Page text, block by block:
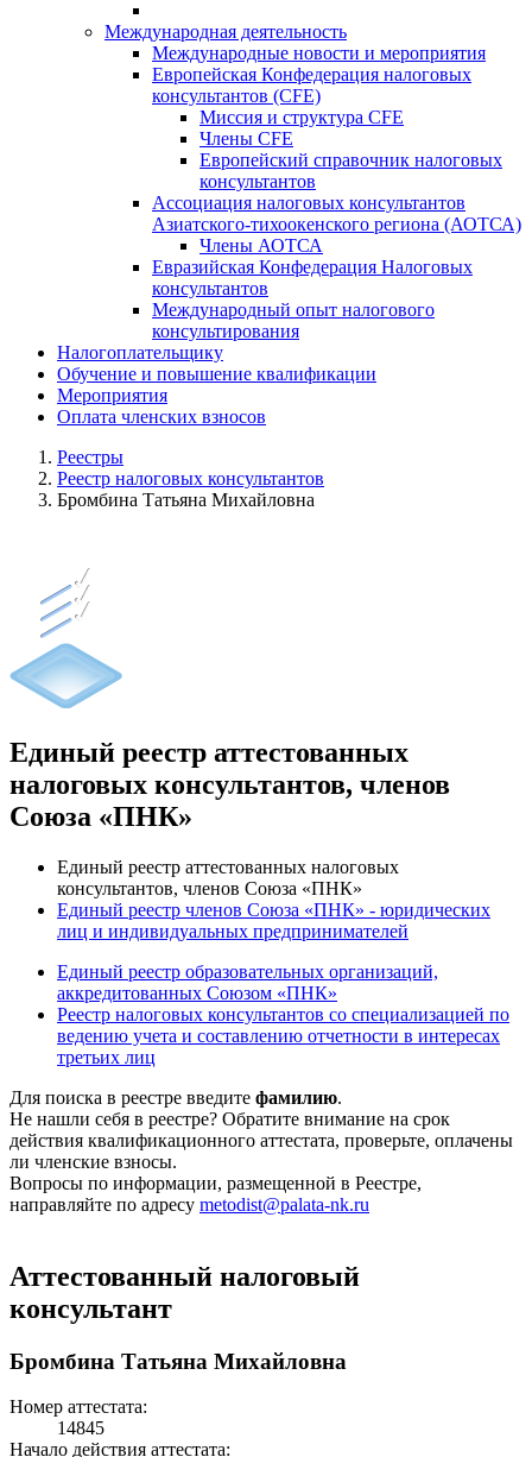
Международная деятельность
Международные новости и мероприятия
Европейская Конфедерация налоговых
консультантов (CFE)
Миссия и структура CFE
Члены CFE
Европейский справочник налоговых
консультантов
Ассоциация налоговых консультантов
Азиатского-тихоокенского региона (АОТСА)
Члены АОТСА
Евразийская Конфедерация Налоговых
консультантов
Международный опыт налогового
консультирования
Налогоплательщику
Обучение и повышение квалификации
Мероприятия
Оплата членских взносов
Реестры
Реестр налоговых консультантов
Бромбина Татьяна Михайловна
Единый реестр аттестованных
налоговых консультантов, членов
Союза «ПНК»
Единый реестр аттестованных налоговых
консультантов, членов Союза «ПНК»
Единый реестр членов Союза «ПНК» - юридических
лиц и индивидуальных предпринимателей
Единый реестр образовательных организаций,
аккредитованных Союзом «ПНК»
Реестр налоговых консультантов со специализацией по
ведению учета и составлению отчетности в интересах
третьих лиц
Для поиска в реестре введите фамилию.
Не нашли себя в реестре? Обратите внимание на срок
действия квалификационного аттестата, проверьте, оплачены
ли членские взносы.
Вопросы по информации, размещенной в Реестре,
направляйте по адресу metodist@palata-nk.ru
Аттестованный налоговый
консультант
Бромбина Татьяна Михайловна
Номер аттестата:
14845
Начало действия аттестата: